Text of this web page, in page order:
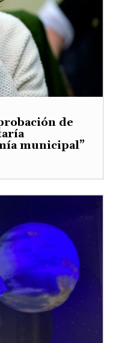
de
municipal”